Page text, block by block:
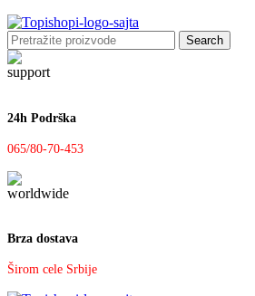
Search
24h Podrška
065/80-70-453
Brza dostava
Širom cele Srbije